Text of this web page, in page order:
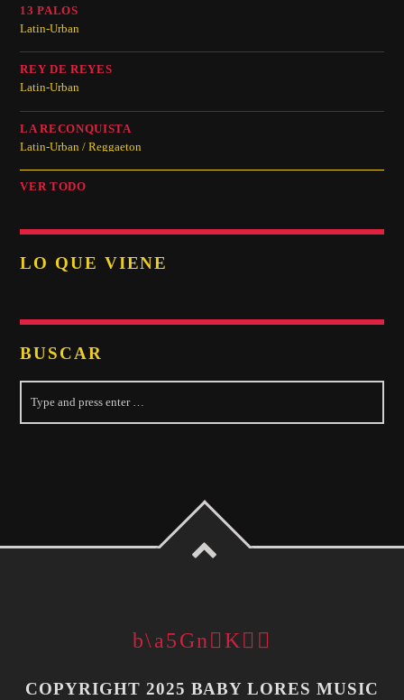
13 PALOS
Latin-Urban
REY DE REYES
Latin-Urban
LA RECONQUISTA
Latin-Urban / Reggaeton
VER TODO
LO QUE VIENE
BUSCAR
COPYRIGHT 2025 BABY LORES MUSIC